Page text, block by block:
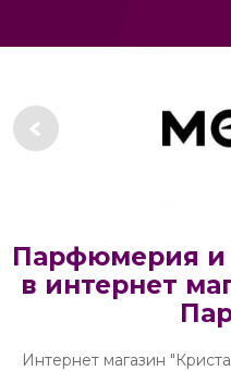
Парфюмерия и
в интернет
Интернет магазин